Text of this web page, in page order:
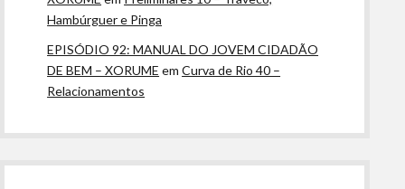
Hambúrguer e Pinga
EPISÓDIO 92: MANUAL DO JOVEM CIDADÃO
DE BEM – XORUME emCurva de Rio 40 –
Relacionamentos